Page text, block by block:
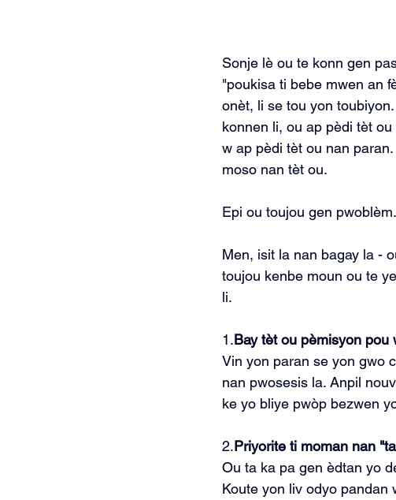
Sonje lè ou te konn gen
"poukisa ti bebe mwen an
onèt, li se tou yon
konnen li, ou ap pèdi tèt
w ap pèdi tèt ou nan
moso nan tèt ou.
Epi ou toujou gen pwoblèm.
Men, isit la nan bagay la -
toujou kenbe moun ou te
li.
1.Bay tèt ou pèmisyon pou
Vin yon paran se yon gwo
nan pwosesis la. Anpil
ke yo bliye pwòp bezwen
2.Priyorite ti moman nan
Ou ta ka pa gen èdtan yo
Koute yon liv odyo pandan